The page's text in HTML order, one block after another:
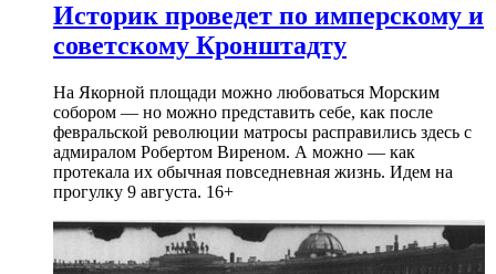
Историк проведет по имперскому и
советскому Кронштадту
На Якорной площади можно любоваться Морским
собором — но можно представить себе, как после
февральской революции матросы расправились здесь с
адмиралом Робертом Виреном. А можно — как
протекала их обычная повседневная жизнь. Идем на
прогулку 9 августа. 16+